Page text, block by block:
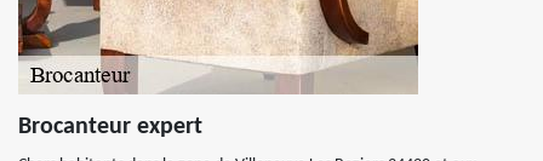
Brocanteur expert